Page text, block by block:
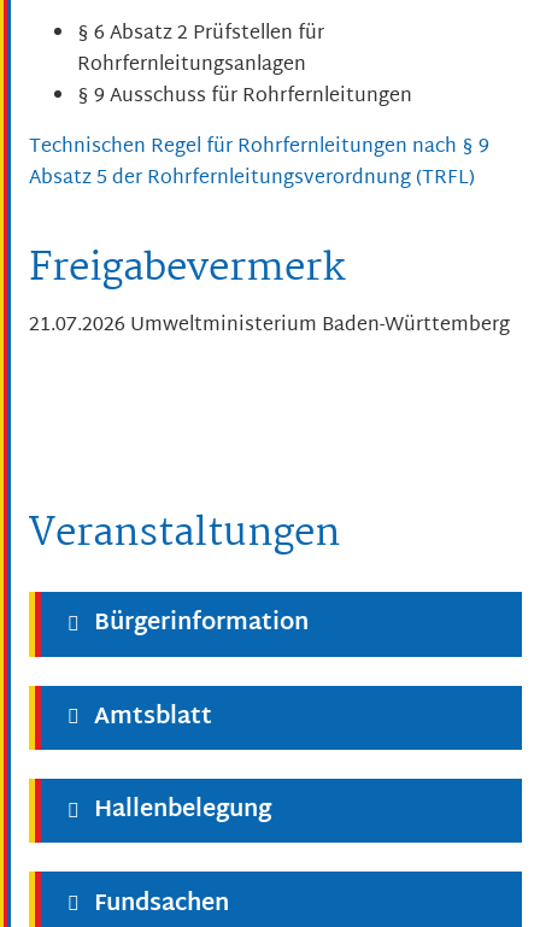
§ 6 Absatz 2 Prüfstellen für
Rohrfernleitungsanlagen
§ 9 Ausschuss für Rohrfernleitungen
Technischen Regel für Rohrfernleitungen nach § 9
Absatz 5 der Rohrfernleitungsverordnung (TRFL)
Freigabevermerk
21.07.2026 Umweltministerium Baden-Württemberg
Veranstaltungen
Bürgerinformation
Amtsblatt
Hallenbelegung
Fundsachen